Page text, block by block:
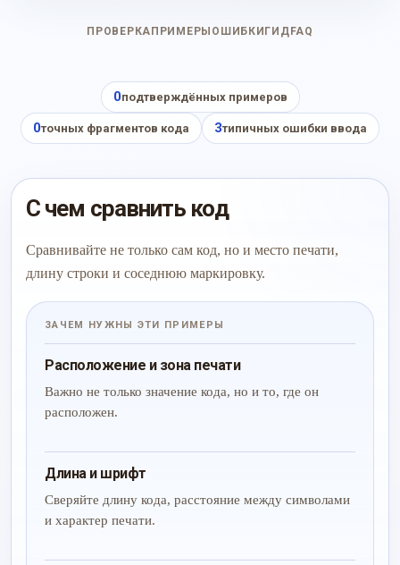
ПРОВЕРКА ПРИМЕРЫ ОШИБКИ ГИД FAQ
0подтверждённых примеров
0точных фрагментов кода 3типичных ошибки ввода
С чем сравнить код
Сравнивайте не только сам код, но и место печати,
длину строки и соседнюю маркировку.
ЗАЧЕМ НУЖНЫ ЭТИ ПРИМЕРЫ
Расположение и зона печати
Важно не только значение кода, но и то, где он
расположен.
Длина и шрифт
Сверяйте длину кода, расстояние между символами
и характер печати.